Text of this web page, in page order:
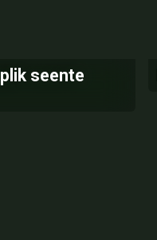
seente